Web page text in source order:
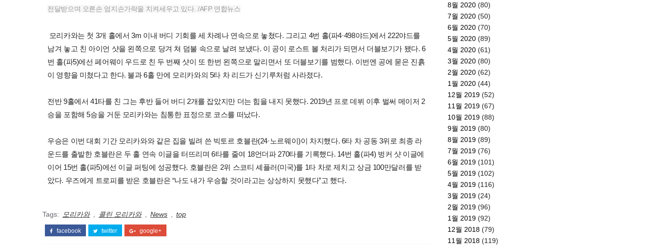
전달받으며 오른손 엄지손가락을 치켜세우고 있다. /AFP 연합뉴스
모리카와는 첫 3개 홀에서 3m 이내 버디 기회를 세 차례나 연속으로 놓쳤다. 그리고 4번 홀(파4·498야드)에서 222야드를
남겨 놓고 친 아이언 샷을 왼쪽으로 당겨 쳐 덤불 속으로 날려 보냈다. 이 공이 로스트 볼 처리가 되면서 더블보기가 됐다. 6
번 홀(파5)에선 페어웨이 우드로 친 두 번째 샷이 또 한번 왼쪽으로 말리면서 또 더블보기를 범했다. 이번엔 공에 묻은 진흙
이 영향을 미쳤다고 한다. 불과 6홀 만에 모리카와의 5타 차 리드가 신기루처럼 사라졌다.
전반 9홀에서 41타를 친 그는 후반 들어 버디 2개를 잡았지만 더는 힘을 내지 못했다. 2019년 프로 데뷔 이후 벌써 메이저 2
승을 포함해 5승을 거둔 모리카와는 침통한 표정으로 코스를 떠났다.
우승은 이번 대회 기간 모리카와와 같은 집을 빌려 쓴 빅토르 호블란(24·노르웨이)이 차지했다. 6타 차 공동 3위로 최종 라
운드를 출발한 호블란은 두 홀 연속 이글을 터뜨리며 6타를 줄여 18언더파 270타를 기록했다. 14번 홀(파4) 벙커 샷 이글에
이어 15번 홀(파5)에선 이글 퍼팅에 성공했다. 호블란은 2위 스코티 셰플러(미국)를 1타 차로 제치고 상금 100만달러를 받
았다. 우즈에게 트로피를 받은 호블란은 “나도 내가 우승할 것이라고는 상상하지 못했다”고 했다.
Tags: 모리카와 콜린 모리카와 News top
facebook twitter google+
8월 2020 (80)
7월 2020 (50)
6월 2020 (70)
5월 2020 (89)
4월 2020 (61)
3월 2020 (80)
2월 2020 (62)
1월 2020 (44)
12월 2019 (52)
11월 2019 (67)
10월 2019 (88)
9월 2019 (80)
8월 2019 (89)
7월 2019 (76)
6월 2019 (101)
5월 2019 (102)
4월 2019 (116)
3월 2019 (24)
2월 2019 (96)
1월 2019 (92)
12월 2018 (79)
11월 2018 (119)